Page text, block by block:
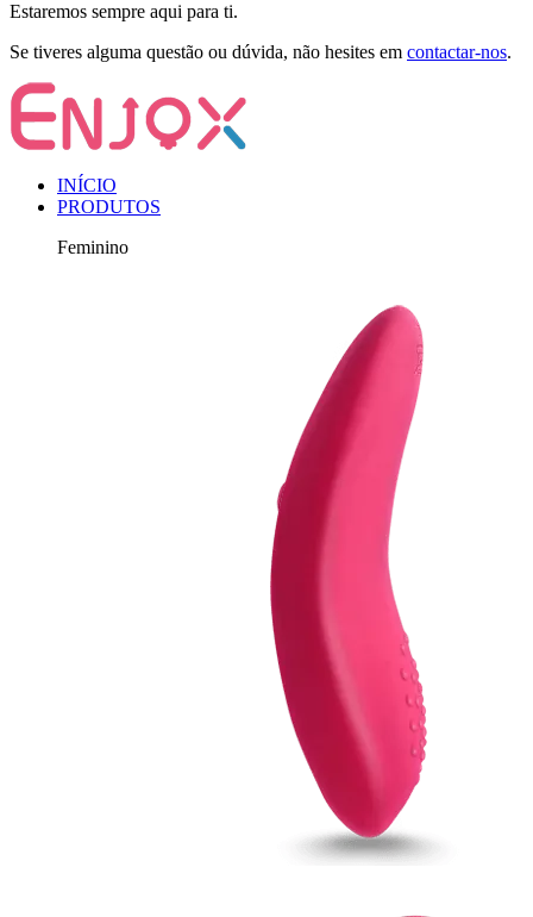
Estaremos sempre aqui para ti.
Se tiveres alguma questão ou dúvida, não hesites em contactar-nos.
INÍCIO
PRODUTOS
Feminino